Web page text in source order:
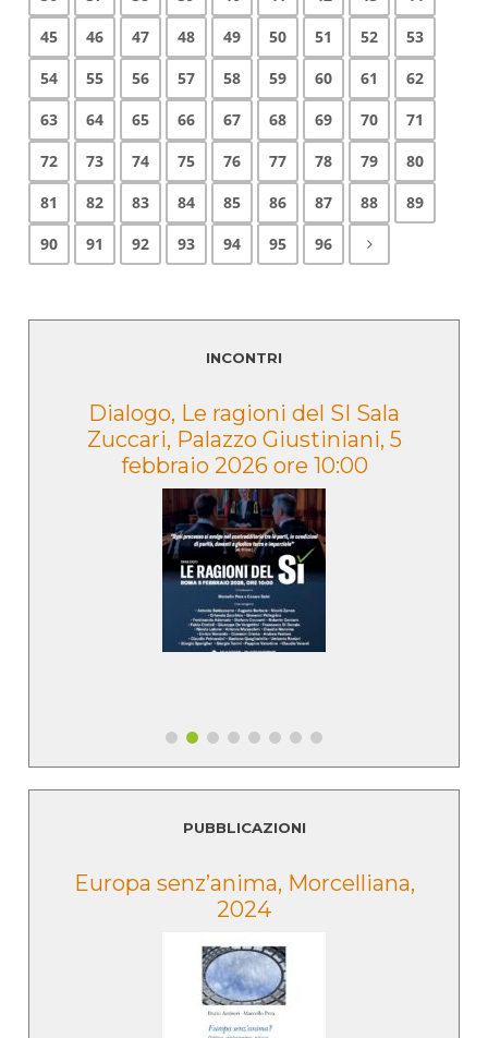
45
46 47 48 49 50 51 52
53
54
55 56 57 58 59 60 61
62
63
64 65 66 67 68 69 70
71
72
73 74 75 76 77 78 79
80
81
82 83 84 85 86 87 88
89
90
91 92 93 94 95 96
INCONTRI
Dialogo, Le ragioni del SI Sala
Zuccari, Palazzo Giustiniani, 5
febbraio 2026 ore 10:00
PUBBLICAZIONI
Europa senz’anima, Morcelliana,
2024